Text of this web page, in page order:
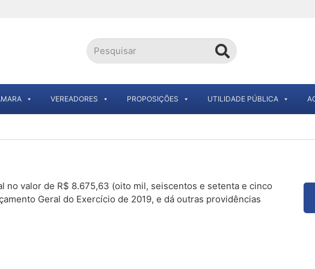
VEREADORES PROPOSIÇÕES UTILIDADE PÚBLICA
no valor de R$ 8.675,63 (oito mil, seiscentos e setenta e cinco
Geral do Exercício de 2019, e dá outras providências